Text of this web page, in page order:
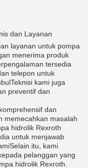
dan Layanan
layanan untuk pompa
menerima produk
tersedia
telepon untuk
kami juga
preventif dan
dan
memecahkan masalah
hidrolik Rexroth
untuk menjawab
itu, kami
pelanggan yang
hidrolik Rexroth.